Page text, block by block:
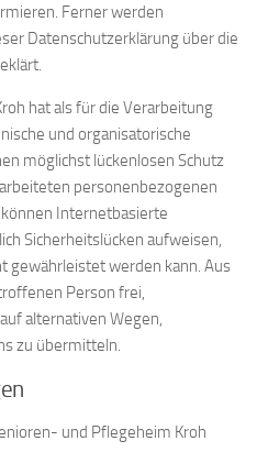
Ferner werden
Datenschutzerklärung über die
hat als für die Verarbeitung
und organisatorische
möglichst lückenlosen Schutz
personenbezogenen
Internetbasierte
Sicherheitslücken aufweisen,
gewährleistet werden kann. Aus
Person frei,
alternativen Wegen,
zu übermitteln.
und Pflegeheim Kroh